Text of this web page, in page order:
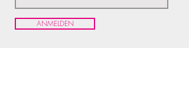
ANMELDEN